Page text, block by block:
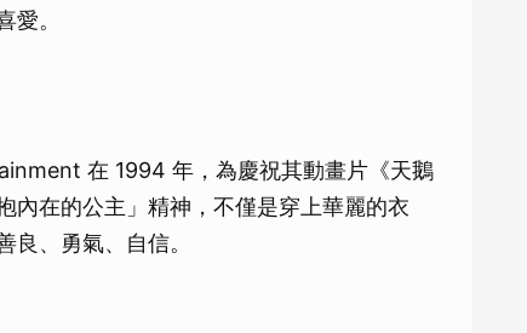
愛。
在 1994 年，為慶祝其動畫片《天鵝
內在的公主」精神，不僅是穿上華麗的衣
良、勇氣、自信。